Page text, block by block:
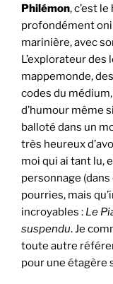
Philémon, c’est
profondément
marinière, avec
L’explorateur des
mappemonde,
codes du
d’humour même
balloté dans un
très heureux
moi qui ai tant lu,
personnage
pourries, mais
incroyables : Le
suspendu. Je
toute autre
pour une étagère